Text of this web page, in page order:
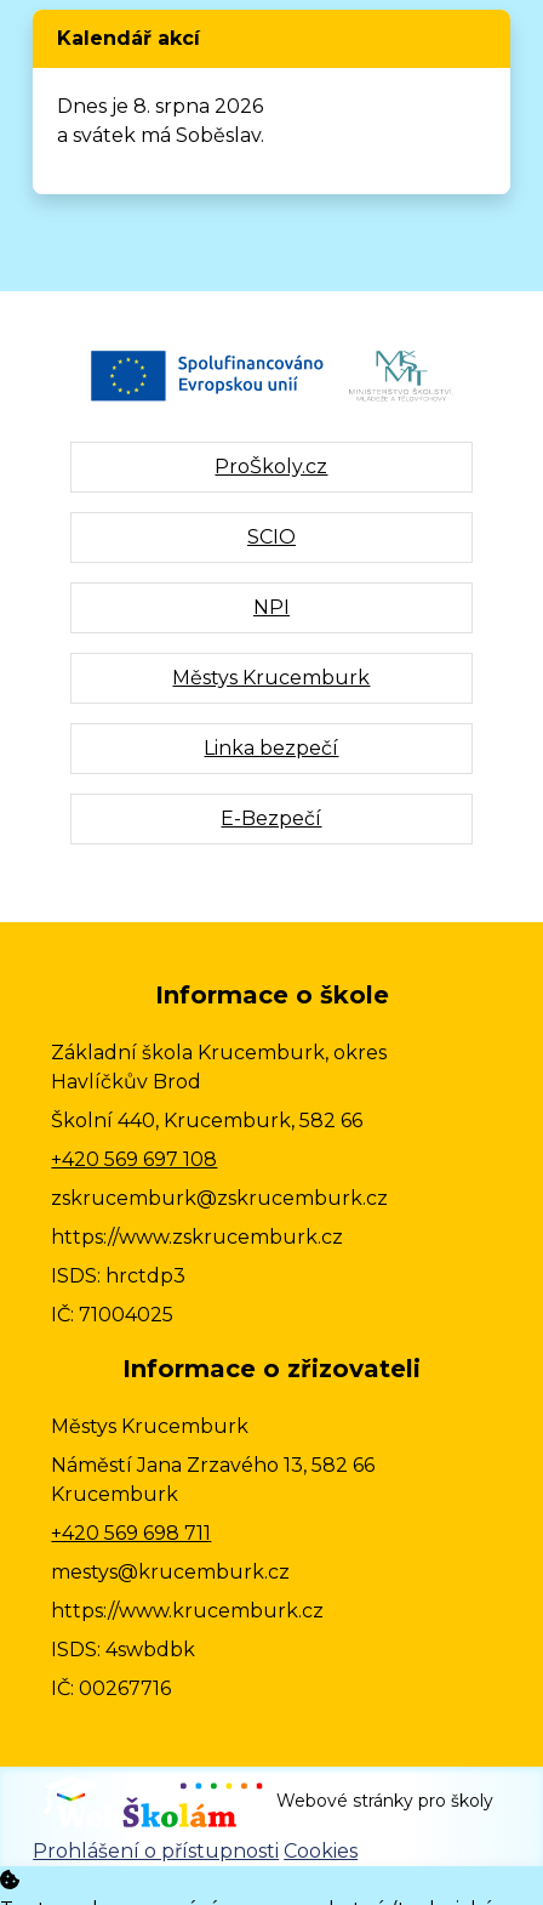
Kalendář akcí
Dnes je 8. srpna 2026
a svátek má Soběslav.
ProŠkoly.cz
SCIO
NPI
Městys Krucemburk
Linka bezpečí
E-Bezpečí
Informace o škole
Základní škola Krucemburk, okres
Havlíčkův Brod
Školní 440, Krucemburk, 582 66
+420 569 697 108
zskrucemburk@zskrucemburk.cz
https://www.zskrucemburk.cz
ISDS: hrctdp3
IČ: 71004025
Informace o zřizovateli
Městys Krucemburk
Náměstí Jana Zrzavého 13, 582 66
Krucemburk
+420 569 698 711
mestys@krucemburk.cz
https://www.krucemburk.cz
ISDS: 4swbdbk
IČ: 00267716
Webové stránky pro školy
Prohlášení o přístupnosti Cookies